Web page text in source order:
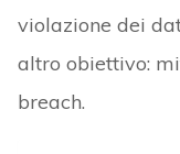
violazione dei
altro obiettivo:
breach.